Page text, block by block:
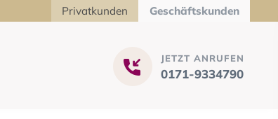
Privatkunden Geschäftskunden
JETZT ANRUFEN
0171-9334790